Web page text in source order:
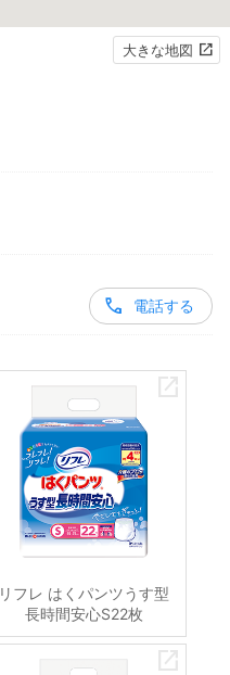
大きな地図
電話する
リフレ はくパンツうす型
長時間安心S22枚